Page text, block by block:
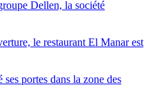
Dellen, la société
le restaurant El Manar est
portes dans la zone des